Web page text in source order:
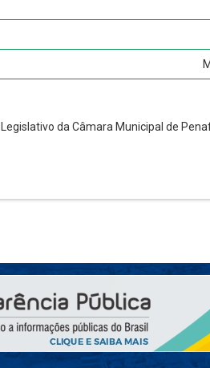
da Câmara Municipal de